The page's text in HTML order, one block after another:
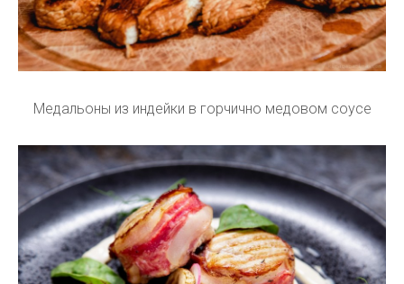
Медальоны из индейки в горчично медовом соусе